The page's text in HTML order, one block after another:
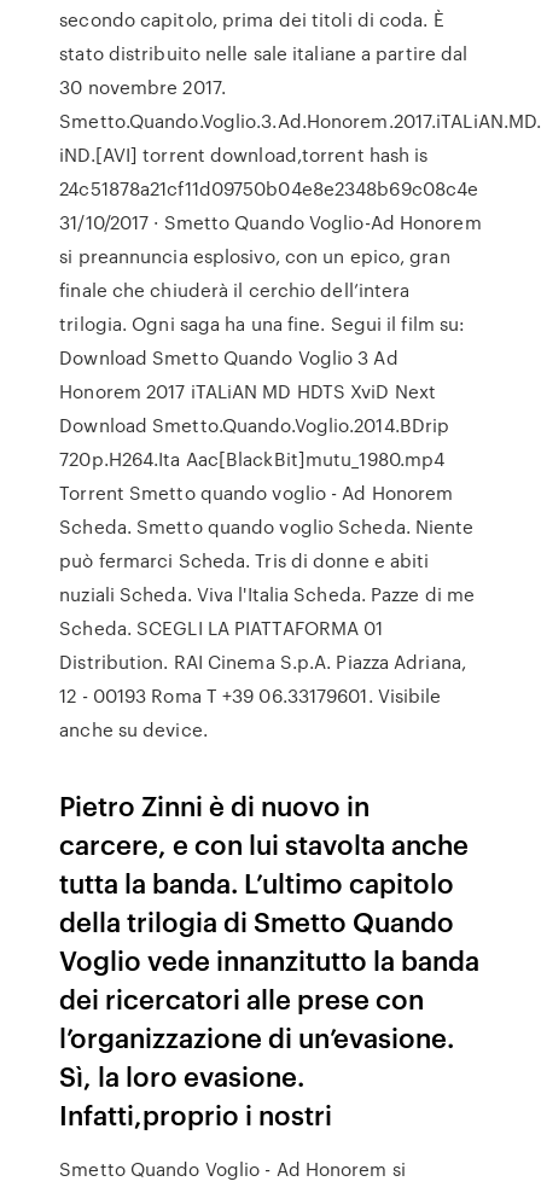
secondo capitolo, prima dei titoli di coda. È
stato distribuito nelle sale italiane a partire dal
30 novembre 2017.
iND.[AVI] torrent download,torrent hash is
24c51878a21cf11d09750b04e8e2348b69c08c4e
31/10/2017 · Smetto Quando Voglio-Ad Honorem
si preannuncia esplosivo, con un epico, gran
finale che chiuderà il cerchio dell’intera
trilogia. Ogni saga ha una fine. Segui il film su:
Download Smetto Quando Voglio 3 Ad
Honorem 2017 iTALiAN MD HDTS XviD Next
Download Smetto.Quando.Voglio.2014.BDrip
720p.H264.Ita Aac[BlackBit]mutu_1980.mp4
Torrent Smetto quando voglio - Ad Honorem
Scheda. Smetto quando voglio Scheda. Niente
può fermarci Scheda. Tris di donne e abiti
nuziali Scheda. Viva l'Italia Scheda. Pazze di me
Scheda. SCEGLI LA PIATTAFORMA 01
Distribution. RAI Cinema S.p.A. Piazza Adriana,
12 - 00193 Roma T +39 06.33179601. Visibile
anche su device.
Pietro Zinni è di nuovo in
carcere, e con lui stavolta anche
tutta la banda. L’ultimo capitolo
della trilogia di Smetto Quando
Voglio vede innanzitutto la banda
dei ricercatori alle prese con
l’organizzazione di un’evasione.
Sì, la loro evasione.
Infatti,proprio i nostri
Smetto Quando Voglio - Ad Honorem si